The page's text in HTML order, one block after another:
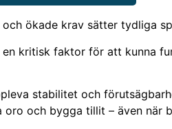
ökade krav sätter tydliga
kritisk faktor för att kunna
stabilitet och
och bygga tillit – även när